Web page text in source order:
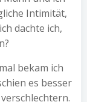
Intimität,
dachte ich,
bekam ich
es besser